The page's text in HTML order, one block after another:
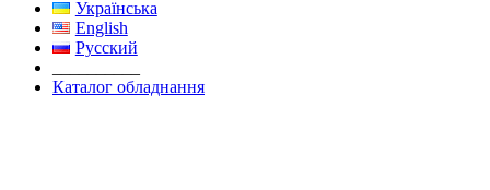
Українська
English
Русский
Каталог обладнання